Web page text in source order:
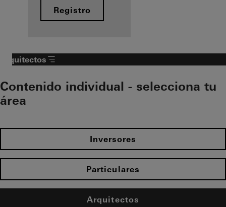
Registro
Arquitectos
Contenido individual - selecciona tu
área
Inversores
Particulares
Arquitectos